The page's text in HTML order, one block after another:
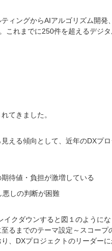
ィングからAIアルゴリズム開
これまでに250件を超えるデジタ
てきました。
える傾向として、近年のDXプ
待値・負担が激増している
悪しの判断が困難
クダウンすると図１のように
るまでのテーマ設定～スコープ
、DXプロジェクトのリーダー